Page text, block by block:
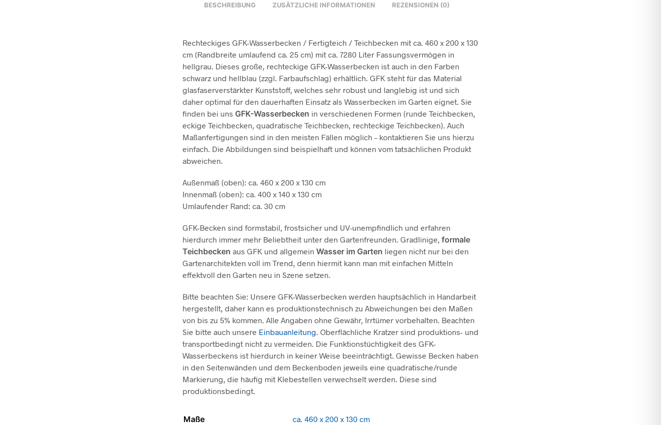
BESCHREIBUNG ZUSÄTZLICHE INFORMATIONEN REZENSIONEN (0)
Rechteckiges GFK-Wasserbecken / Fertigteich / Teichbecken mit ca. 460 x 200 x 130
cm (Randbreite umlaufend ca. 25 cm) mit ca. 7280 Liter Fassungsvermögen in
hellgrau. Dieses große, rechteckige GFK-Wasserbecken ist auch in den Farben
schwarz und hellblau (zzgl. Farbaufschlag) erhältlich. GFK steht für das Material
glasfaserverstärkter Kunststoff, welches sehr robust und langlebig ist und sich
daher optimal für den dauerhaften Einsatz als Wasserbecken im Garten eignet. Sie
finden bei uns GFK-Wasserbecken in verschiedenen Formen (runde Teichbecken,
eckige Teichbecken, quadratische Teichbecken, rechteckige Teichbecken). Auch
Maßanfertigungen sind in den meisten Fällen möglich – kontaktieren Sie uns hierzu
einfach. Die Abbildungen sind beispielhaft und können vom tatsächlichen Produkt
abweichen.
Außenmaß (oben): ca. 460 x 200 x 130 cm
Innenmaß (oben): ca. 400 x 140 x 130 cm
Umlaufender Rand: ca. 30 cm
GFK-Becken sind formstabil, frostsicher und UV-unempfindlich und erfahren
hierdurch immer mehr Beliebtheit unter den Gartenfreunden. Gradlinige, formale
Teichbecken aus GFK und allgemein Wasser im Garten liegen nicht nur bei den
Gartenarchitekten voll im Trend, denn hiermit kann man mit einfachen Mitteln
effektvoll den Garten neu in Szene setzen.
Bitte beachten Sie: Unsere GFK-Wasserbecken werden hauptsächlich in Handarbeit
hergestellt, daher kann es produktionstechnisch zu Abweichungen bei den Maßen
von bis zu 5% kommen. Alle Angaben ohne Gewähr, Irrtümer vorbehalten. Beachten
Sie bitte auch unsere Einbauanleitung . Oberflächliche Kratzer sind produktions- und
transportbedingt nicht zu vermeiden. Die Funktionstüchtigkeit des GFK-
Wasserbeckens ist hierdurch in keiner Weise beeinträchtigt. Gewisse Becken haben
in den Seitenwänden und dem Beckenboden jeweils eine quadratische/runde
Markierung, die häufig mit Klebestellen verwechselt werden. Diese sind
produktionsbedingt.
Maße ca. 460 x 200 x 130 cm